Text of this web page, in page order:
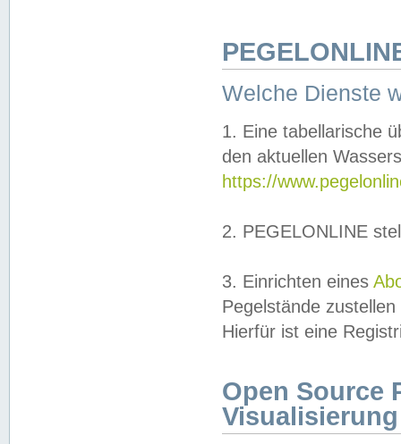
Welche Dienste
1. Eine tabellarische
den aktuellen
https://
2. PEGELONLINE
3. Einrichten eines
Pegelstände
Hierfür ist eine
Open Source
Visualisierung